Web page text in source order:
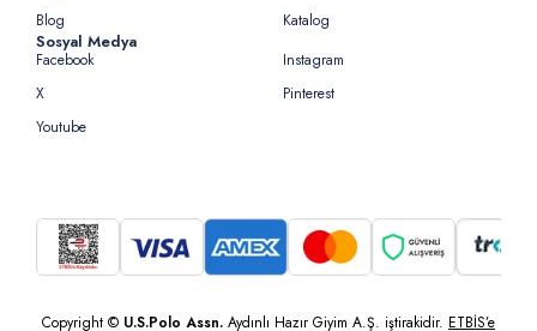
Blog
Katalog
Sosyal Medya
Facebook
Instagram
X
Pinterest
Youtube
Copyright © U.S.Polo Assn. Aydınlı Hazır Giyim A.Ş. iştirakidir. ETBİS’e